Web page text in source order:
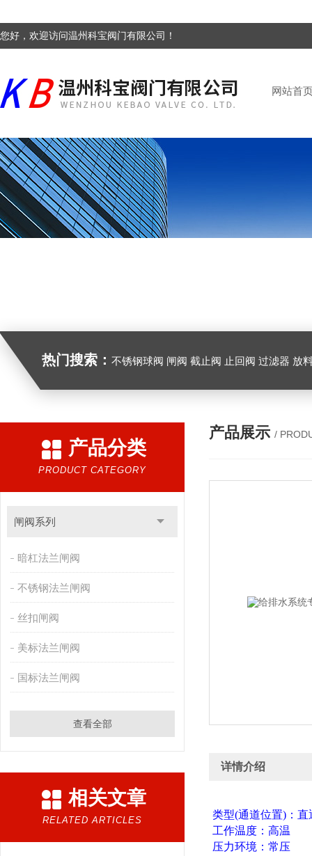
您好，欢迎访问温州科宝阀门有限公司！
网站首
热门搜索： 不锈钢球阀 闸阀 截止阀 止回阀 过滤器 放
产品分类
PRODUCT CATEGORY
闸阀系列
暗杠法兰闸阀
不锈钢法兰闸阀
丝扣闸阀
美标法兰闸阀
国标法兰闸阀
查看全部
相关文章
RELATED ARTICLES
产品展示 /
详情介绍
类型(通道位置)：直
工作温度：高温
压力环境：常压